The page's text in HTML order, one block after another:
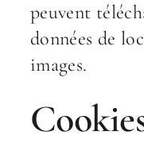
peuvent
données de
images.